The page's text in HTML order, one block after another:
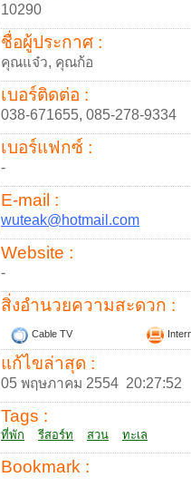
10290
ชื่อผู้ประกาศ :
คุณแจ๋ว, คุณก้อ
เบอร์ติดต่อ :
038-671655, 085-278-9334
เบอร์แฟกซ์ :
-
E-mail :
wuteak@hotmail.com
Website :
-
สิ่งอำนวยความสะดวก :
Cable TV
แก้ไขล่าสุด :
05 พฤษภาคม 2554 20:27:52
Tags :
ที่พัก รีสอร์ท สวน ทะเล
Bookmark :